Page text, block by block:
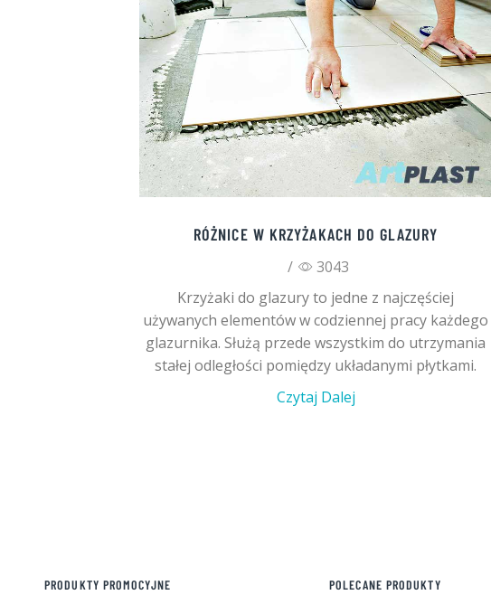
RÓŻNICE W KRZYŻAKACH DO GLAZURY
/
3043
Krzyżaki do glazury to jedne z najczęściej
używanych elementów w codziennej pracy każdego
glazurnika. Służą przede wszystkim do utrzymania
stałej odległości pomiędzy układanymi płytkami.
Czytaj Dalej
PRODUKTY PROMOCYJNE POLECANE PRODUKTY